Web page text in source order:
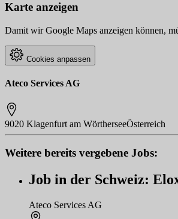
Karte anzeigen
Damit wir Google Maps anzeigen können,
Cookies anpassen
Ateco Services AG
9020 Klagenfurt am WörtherseeÖsterreich
Weitere bereits vergebene Jobs:
Job in der Schweiz:
Ateco Services AG